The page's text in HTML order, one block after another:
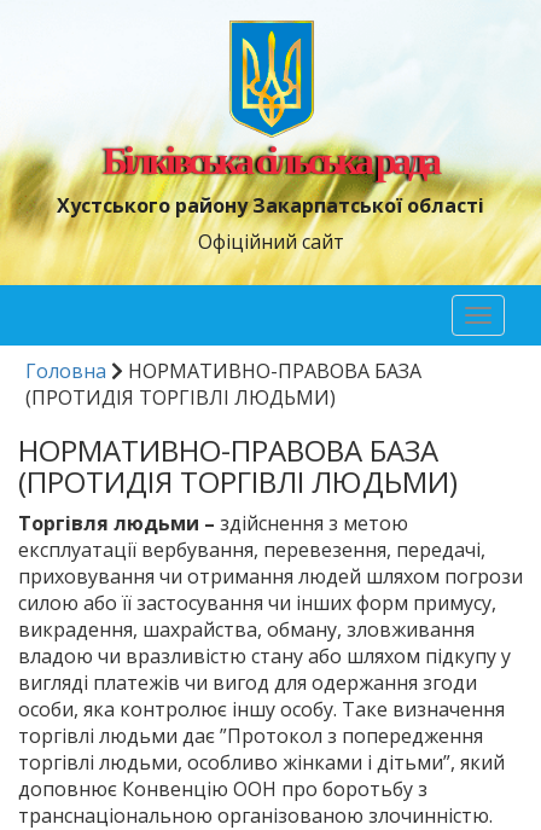
Білківська сільська рада
Хустського району Закарпатської області
Офіційний сайт
Toggle
Головна
НОРМАТИВНО-ПРАВОВА БАЗА
(ПРОТИДІЯ ТОРГІВЛІ ЛЮДЬМИ)
НОРМАТИВНО-ПРАВОВА БАЗА
(ПРОТИДІЯ ТОРГІВЛІ ЛЮДЬМИ)
Торгівля людьми – здійснення з метою
експлуатації вербування, перевезення, передачі,
приховування чи отримання людей шляхом погрози
силою або її застосування чи інших форм примусу,
викрадення, шахрайства, обману, зловживання
владою чи вразливістю стану або шляхом підкупу у
вигляді платежів чи вигод для одержання згоди
особи, яка контролює іншу особу. Таке визначення
торгівлі людьми дає ”Протокол з попередження
торгівлі людьми, особливо жінками і дітьми”, який
доповнює Конвенцію ООН про боротьбу з
транснаціональною організованою злочинністю.